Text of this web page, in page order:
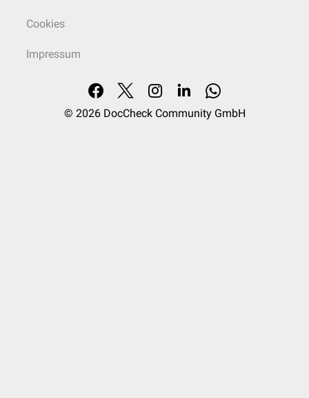
Cookies
Impressum
© 2026 DocCheck Community GmbH